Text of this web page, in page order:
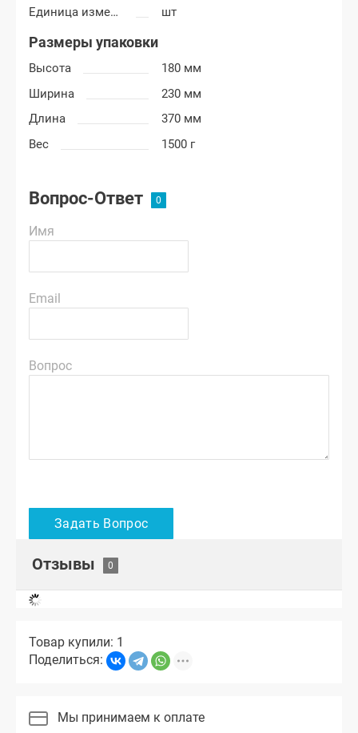
Единица измерения шт
Размеры упаковки
Высота
180 мм
Ширина
230 мм
Длина
370 мм
Вес
1500 г
Вопрос-Ответ
Имя
Email
Вопрос
Отзывы
Товар купили: 1
Поделиться:
Мы принимаем к оплате